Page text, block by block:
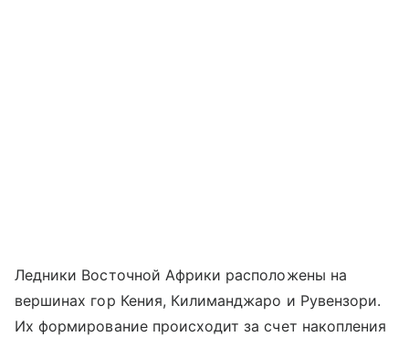
Ледники Восточной Африки расположены на
вершинах гор Кения, Килиманджаро и Рувензори.
Их формирование происходит за счет накопления